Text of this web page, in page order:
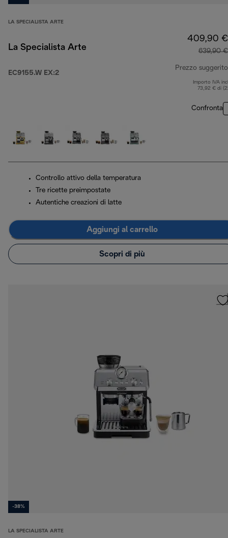
LA SPECIALISTA ARTE
La Specialista Arte
EC9155.W EX:2
409,90 €
639,90 €
Prezzo suggerito
Importo IVA
73,92 € di
Confronta
Controllo attivo della temperatura
Tre ricette preimpostate
Autentiche creazioni di latte
Aggiungi al carrello
Scopri di più
-38%
LA SPECIALISTA ARTE